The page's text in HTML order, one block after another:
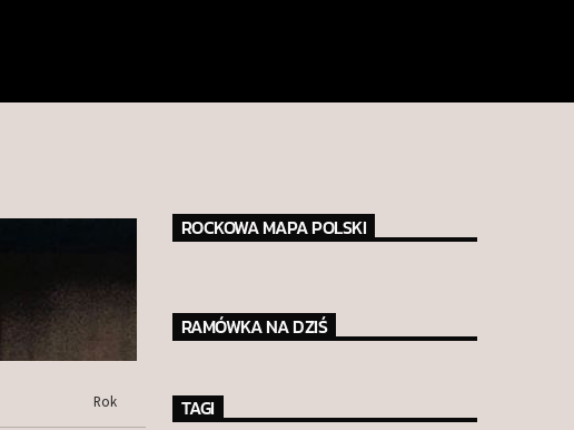
Rok
ROCKOWA MAPA POLSKI
RAMÓWKA NA DZIŚ
TAGI